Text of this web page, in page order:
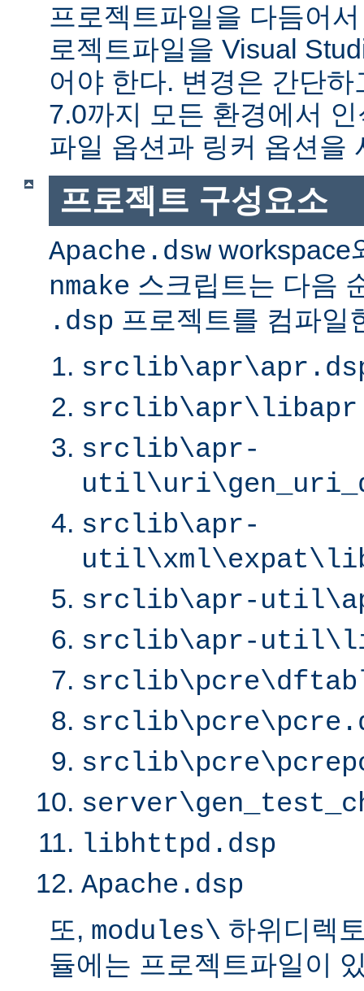
프로젝트파일을 다듬어
로젝트파일을 Visual
어야 한다. 변경은 간단
7.0까지 모든 환경에서
파일 옵션과 링커 옵션을
프로젝트 구성요소
Apache.dsw workspace
nmake 스크립트는 다음
.dsp 프로젝트를 컴파일
srclib\apr-
srclib\apr-
srclib\apr-
srclib\apr-
libhttpd.dsp
Apache.dsp
또, modules\ 하위디렉
듈에는 프로젝트파일이